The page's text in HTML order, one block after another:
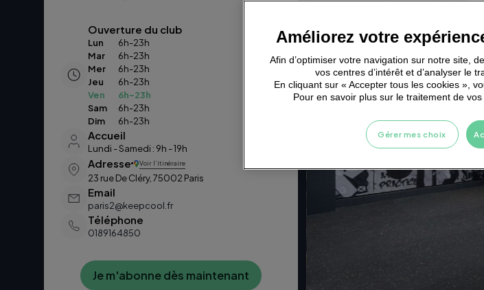
Ouverture du club
Lun
6h-23h
Mar
6h-23h
Mer
6h-23h
Jeu
6h-23h
Ven
6h-23h
Sam
6h-23h
Dim
6h-23h
Accueil
Lundi - Samedi : 9h - 19h
Adresse Voir l’itinéraire
23 rue De Cléry, 75002 Paris
Email
paris2@keepcool.fr
Téléphone
0189164850
Je m'abonne dès maintenant
Améliorez votre
Afin d’optimiser votre navigation sur notre site,
vos centres d’intérêt et d’analyser le
En cliquant sur « Accepter tous les cookies »,
Pour en savoir plus sur le traitement de
Gérer mes choix